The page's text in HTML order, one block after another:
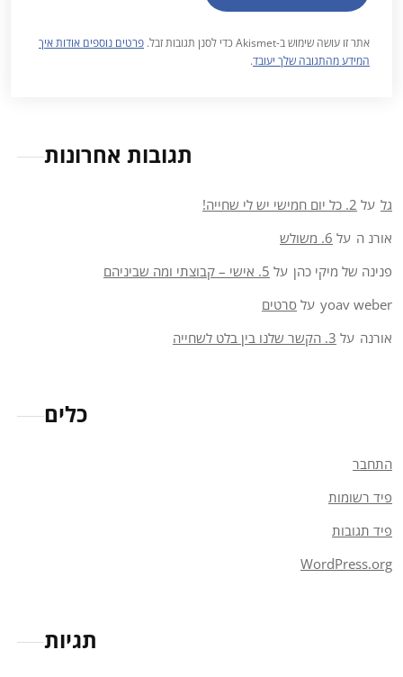
אתר זו עושה שימוש ב-Akismet כדי לסנן תגובות זבל.
פרטים נוספים אודות איך
המידע מהתגובה שלך יעובד.
תגובות אחרונות
גל על 2. כל יום חמישי יש לי שחייה!
אורנ ה על 6. משולש
פנינה של מיקי כהן על 5. אישי – קבוצתי ומה שביניהם
yoav weber על סרטים
אורנה על 3. הקשר שלנו בין בלט לשחייה
כלים
התחבר
פיד רשומות
פיד תגובות
WordPress.org
תגיות